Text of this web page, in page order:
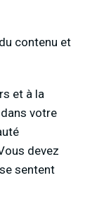
contenu et
et à la
votre
devez
sentent